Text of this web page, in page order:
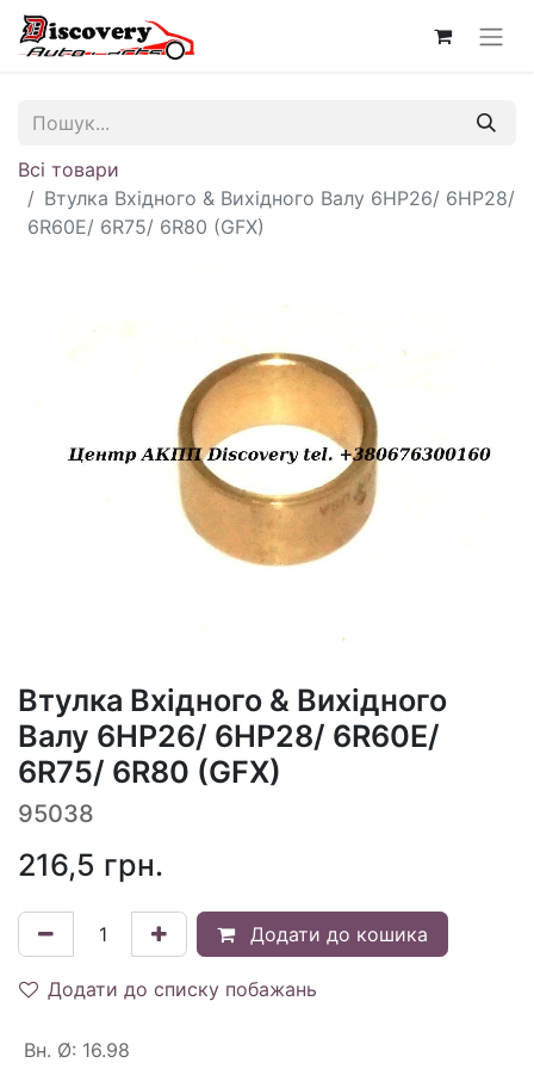
Всі товари
Втулка Вхідного & Вихідного Валу 6HP26/ 6HP28/
6R60E/ 6R75/ 6R80 (GFX)
Втулка Вхідного & Вихідного
Валу 6HP26/ 6HP28/ 6R60E/
6R75/ 6R80 (GFX)
95038
216,5 грн.
Додати до кошика
Додати до списку побажань
Вн. Ø: 16.98